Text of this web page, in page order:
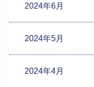
2024年6月
2024年5月
2024年4月